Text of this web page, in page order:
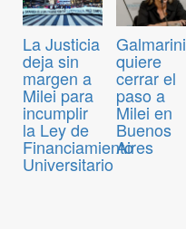
La Justicia
deja sin
margen a
Milei para
incumplir
la Ley de
Financiamiento
Universitario
Galmarini
quiere
cerrar el
paso a
Milei en
Buenos
Aires